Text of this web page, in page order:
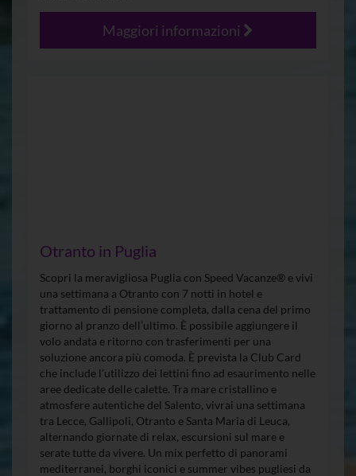
Maggiori informazioni
Otranto in Puglia
Scopri la meravigliosa Puglia con Speed Vacanze® e vivi
una settimana a Otranto con 7 notti in hotel e
trattamento di pensione completa, dalla cena del primo
giorno al pranzo dell’ultimo. È possibile aggiungere il
volo andata e ritorno con trasferimenti per una
soluzione ancora più comoda. È prevista la Club Card
che include l’utilizzo dei lettini fino ad esaurimento nelle
aree dedicate delle calette. Tra mare cristallino e
atmosfere autentiche del Salento, vivrai una settimana
tra Lecce, Gallipoli, Otranto e Santa Maria di Leuca,
alternando giornate di relax, escursioni sul mare e
serate tutte da vivere. Un mix perfetto di panorami
mediterranei, borghi iconici e summer vibes pugliesi da